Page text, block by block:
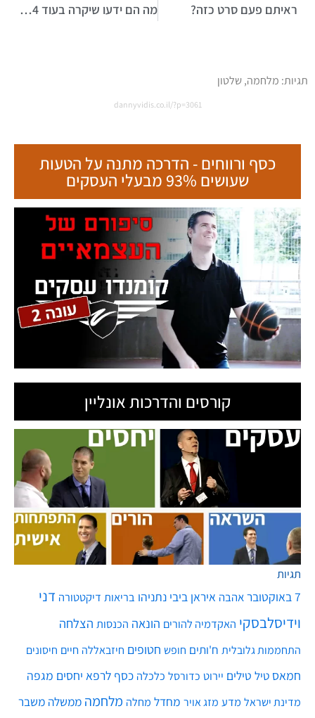
ראיתם פעם סרט כזה? מה הם ידעו שיקרה בעוד 4 שעות?
תגיות: מלחמה,שלטון
dannyvidis.co.il/?p=3061
כסף ורווחים - הדרכה מתנה על הטעות
שעושים 93% מבעלי העסקים
קורסים והדרכות אונליין
תגיות
7 באוקטובר אהבה איראן ביבי נתניהו בריאות דיקטטורה דני
וידיסלבסקי האקדמיה להורים הונאה הכנסות הצלחה
התחממות גלובלית ח'ותים חופש חטופים חיזבאללה חיים חיסונים
חמאס טיל טילים יירוט כדורסל כלכלה כסף לרפא יחסים מגפה
מדינת ישראל מדע מזג אויר מחדל מחלה מלחמה ממשלה משבר